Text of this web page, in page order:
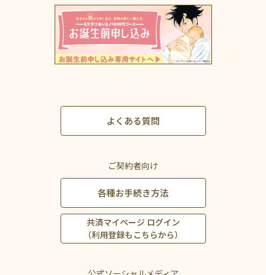
よくある質問
ご契約者向け
各種お手続き方法
共済マイページ ログイン
（利用登録もこちらから）